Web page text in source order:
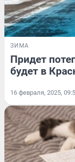
ЗИМА
Придет
будет в
16 февраля, 2025,